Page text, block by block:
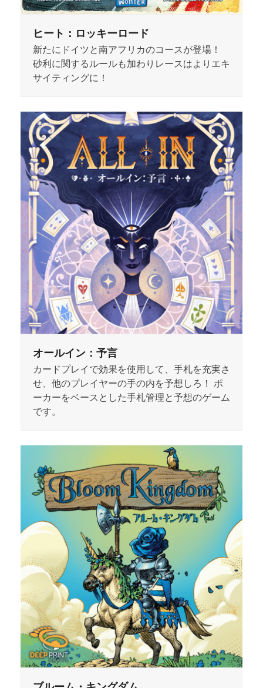
ヒート：ロッキーロード
新たにドイツと南アフリカのコースが登場！
砂利に関するルールも加わりレースはよりエキ
サイティングに！
オールイン：予言
カードプレイで効果を使用して、手札を充実さ
せ、他のプレイヤーの手の内を予想しろ！ ポ
ーカーをベースとした手札管理と予想のゲーム
です。